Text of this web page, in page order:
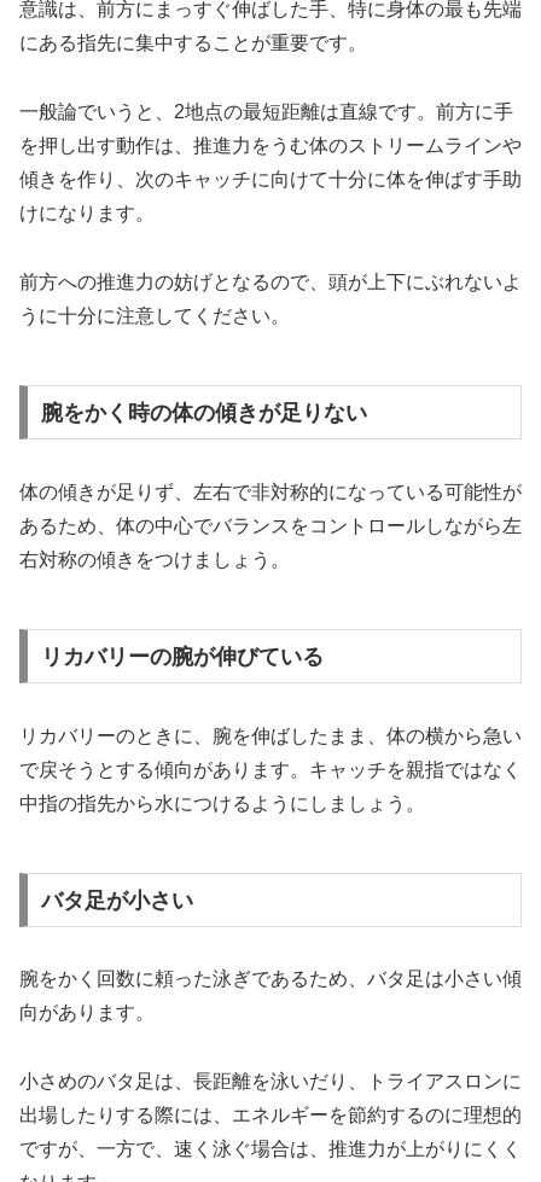
意識は、前方にまっすぐ伸ばした手、特に身体の最も先端
にある指先に集中することが重要です。
一般論でいうと、2地点の最短距離は直線です。前方に手
を押し出す動作は、推進力をうむ体のストリームラインや
傾きを作り、次のキャッチに向けて十分に体を伸ばす手助
けになります。
前方への推進力の妨げとなるので、頭が上下にぶれないよ
うに十分に注意してください。
腕をかく時の体の傾きが足りない
体の傾きが足りず、左右で非対称的になっている可能性が
あるため、体の中心でバランスをコントロールしながら左
右対称の傾きをつけましょう。
リカバリーの腕が伸びている
リカバリーのときに、腕を伸ばしたまま、体の横から急い
で戻そうとする傾向があります。キャッチを親指ではなく
中指の指先から水につけるようにしましょう。
バタ足が小さい
腕をかく回数に頼った泳ぎであるため、バタ足は小さい傾
向があります。
小さめのバタ足は、長距離を泳いだり、トライアスロンに
出場したりする際には、エネルギーを節約するのに理想的
ですが、一方で、速く泳ぐ場合は、推進力が上がりにくく